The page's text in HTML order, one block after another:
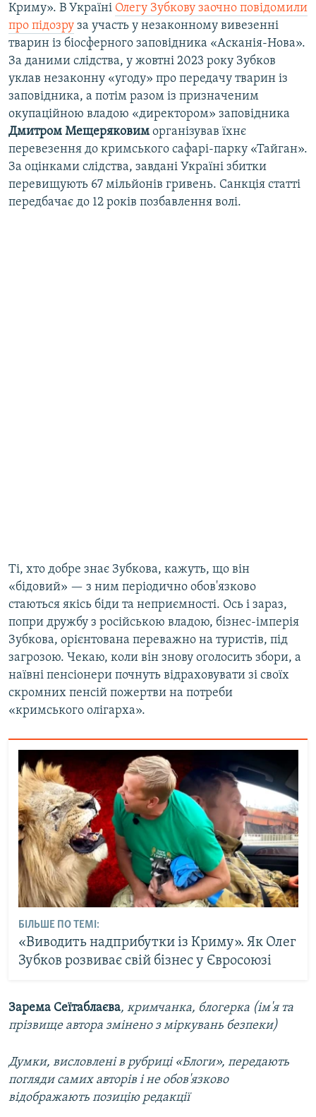
Криму». В Україні Олегу Зубкову заочно повідомили
про підозру за участь у незаконному вивезенні
тварин із біосферного заповідника «Асканія-Нова».
За даними слідства, у жовтні 2023 року Зубков
уклав незаконну «угоду» про передачу тварин із
заповідника, а потім разом із призначеним
окупаційною владою «директором» заповідника
Дмитром Мещеряковим організував їхнє
перевезення до кримського сафарі-парку «Тайган».
За оцінками слідства, завдані Україні збитки
перевищують 67 мільйонів гривень. Санкція статті
передбачає до 12 років позбавлення волі.
Ті, хто добре знає Зубкова, кажуть, що він
«бідовий» — з ним періодично обов'язково
стаються якісь біди та неприємності. Ось і зараз,
попри дружбу з російською владою, бізнес-імперія
Зубкова, орієнтована переважно на туристів, під
загрозою. Чекаю, коли він знову оголосить збори, а
наївні пенсіонери почнуть відраховувати зі своїх
скромних пенсій пожертви на потреби
«кримського олігарха».
БІЛЬШЕ ПО ТЕМІ:
«Виводить надприбутки із Криму». Як Олег
Зубков розвиває свій бізнес у Євросоюзі
Зарема Сеїтаблаєва, кримчанка, блогерка (ім'я та
прізвище автора змінено з міркувань безпеки)
Думки, висловлені в рубриці «Блоги», передають
погляди самих авторів і не обов'язково
відображають позицію редакції